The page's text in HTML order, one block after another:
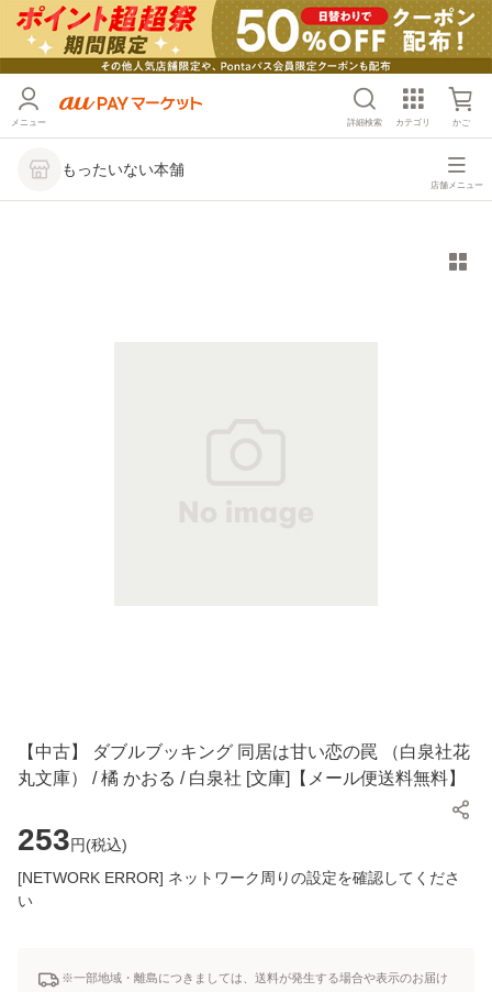
メニュー 詳細検索 カテゴリ かご
もったいない本舗
店舗メニュー
【中古】 ダブルブッキング 同居は甘い恋の罠 （白泉社花
丸文庫） / 橘 かおる / 白泉社 [文庫]【メール便送料無料】
253円(税込)
[NETWORK ERROR] ネットワーク周りの設定を確認してくださ
い
※一部地域・離島につきましては、送料が発生する場合や表示のお届け